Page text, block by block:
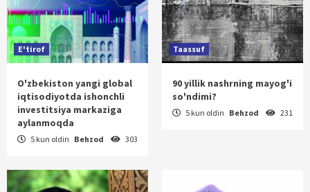
E'tirof
O'zbekiston yangi global
iqtisodiyotda ishonchli
investitsiya markaziga
aylanmoqda
5 kun oldin Behzod 303
Taassuf
90 yillik nashrning mayog'i
so'ndimi?
5 kun oldin Behzod 231